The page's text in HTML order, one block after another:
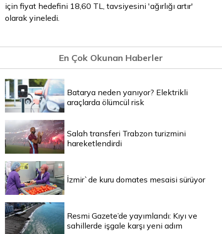
için fiyat hedefini 18,60 TL, tavsiyesini 'ağırlığı artır'
olarak yineledi.
En Çok Okunan Haberler
Batarya neden yanıyor? Elektrikli
araçlarda ölümcül risk
Salah transferi Trabzon turizmini
hareketlendirdi
İzmir`de kuru domates mesaisi sürüyor
Resmi Gazete’de yayımlandı: Kıyı ve
sahillerde işgale karşı yeni adım